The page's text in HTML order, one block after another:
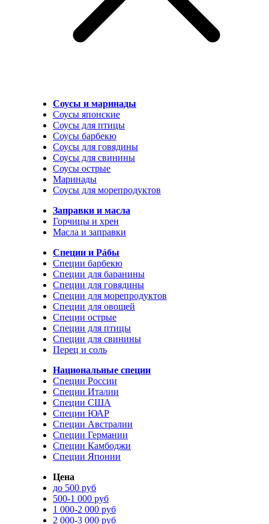
Соусы и маринады
Соусы японские
Соусы для птицы
Соусы барбекю
Соусы для говядины
Соусы для свинины
Соусы острые
Маринады
Соусы для морепродуктов
Заправки и масла
Горчицы и хрен
Масла и заправки
Специи и Рáбы
Специи барбекю
Специи для баранины
Специи для говядины
Специи для морепродуктов
Специи для овощей
Специи острые
Специи для птицы
Специи для свинины
Перец и соль
Национальные специи
Специи России
Специи Италии
Специи США
Специи ЮАР
Специи Австралии
Специи Германии
Специи Камбоджи
Специи Японии
Цена
до 500 руб
500-1 000 руб
1 000-2 000 руб
2 000-3 000 руб